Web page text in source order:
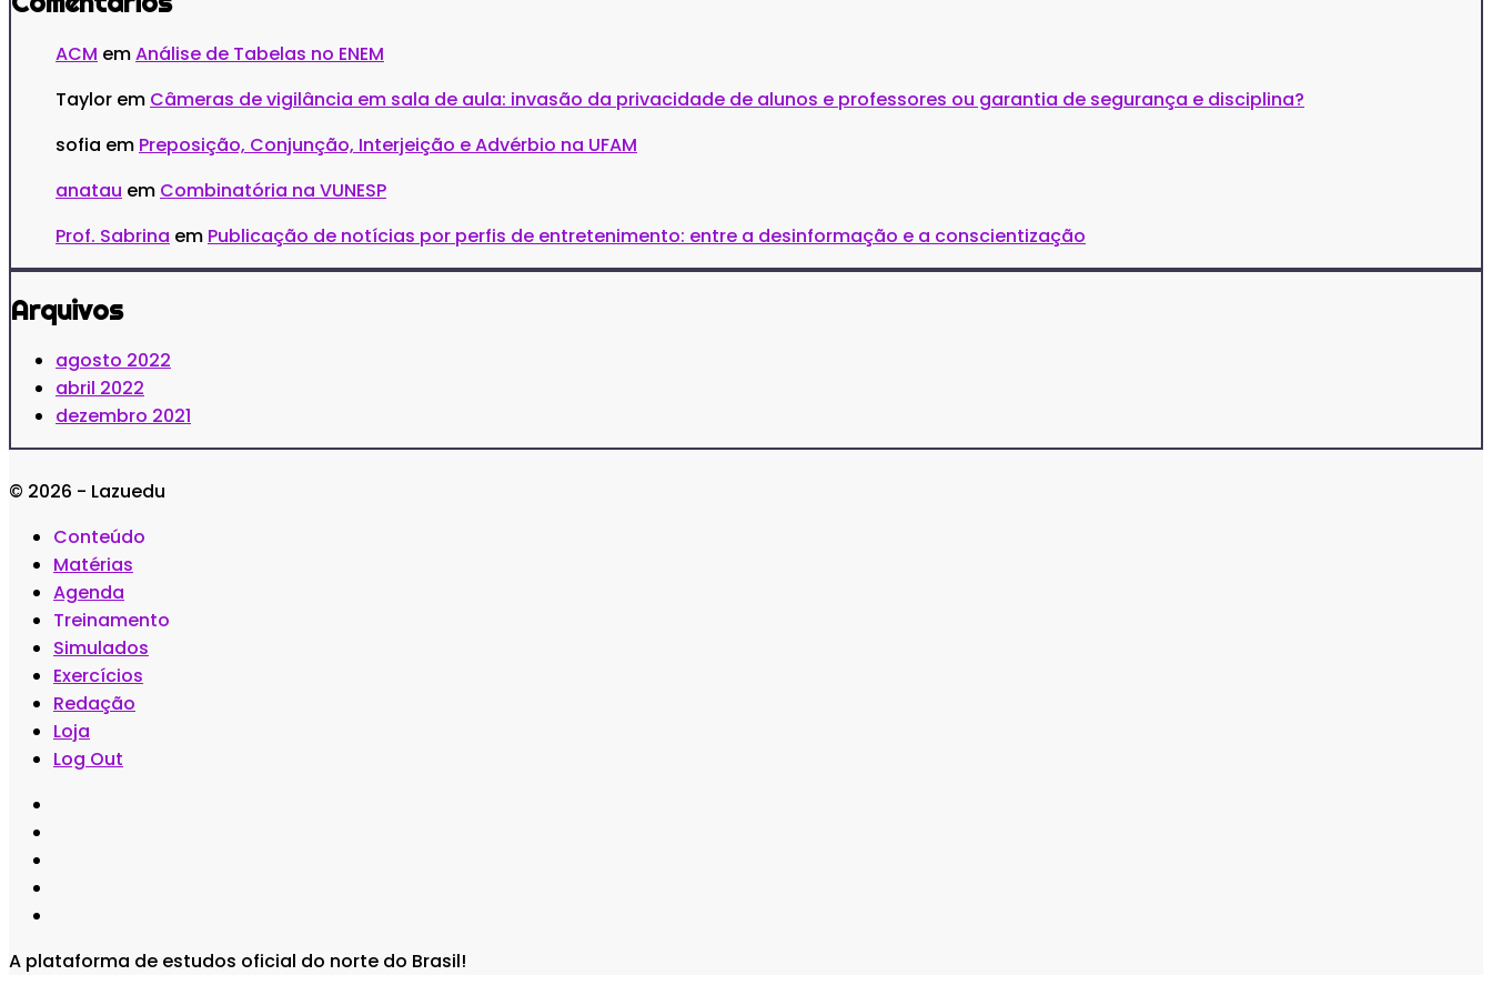
ACM emAnálise de Tabelas no ENEM
Taylor em Câmeras de vigilância em sala de aula: invasão da privacidade de alunos e professores ou garantia de segurança e disciplina?
sofia em Preposição, Conjunção, Interjeição e Advérbio na UFAM
anatau em Combinatória na VUNESP
Prof. Sabrina em Publicação de notícias por perfis de entretenimento: entre a desinformação e a conscientização
Arquivos
agosto 2022
abril 2022
dezembro 2021
© 2026 - Lazuedu
Conteúdo
Matérias
Agenda
Treinamento
Simulados
Exercícios
Redação
Loja
Log Out
A plataforma de estudos oficial do norte do Brasil!